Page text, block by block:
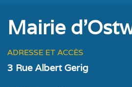
Mairie
ADRESSE ET ACCÈS
3 Rue Albert Gerig